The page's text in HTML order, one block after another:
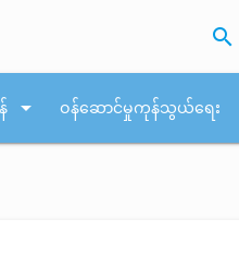
search
arrow_drop_down ဝန်ဆောင်မှုကုန်သွယ်ရေး